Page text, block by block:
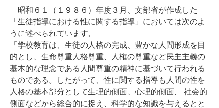
昭和６１（１９８６）年度３月、文部省が作成した
「生徒指導における性に関する指導」においては次のよ
うに述べられています。
「学校教育は、生徒の人格の完成、豊かな人間形成を目
的とし、生命尊重人格尊重、人権の尊重など民主主義の
基本的な理念である人間尊重の精神に基づいて行われる
ものである。したがって、性に関する指導も人間の性を
人格の基本部分として生理的側面、心理的側面、 社会的
側面などから総合的に捉え、科学的な知識を与えるとと